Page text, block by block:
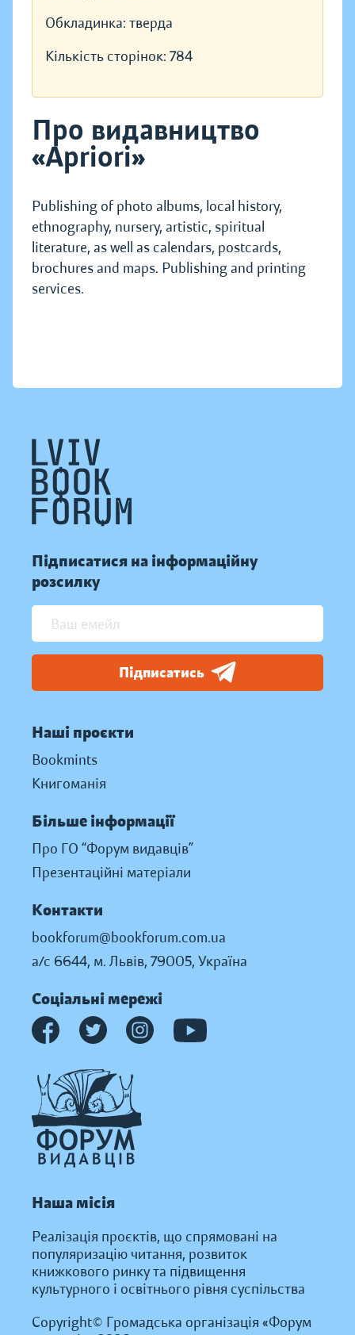
Обкладинка: тверда
Кількість сторінок: 784
Про видавництво
«Apriori»
Publishing of photo albums, local history,
ethnography, nursery, artistic, spiritual
literature, as well as calendars, postcards,
brochures and maps. Publishing and printing
services.
Підписатися на інформаційну
розсилку
Підписатись
Наші проєкти
Bookmints
Книгоманія
Більше інформації
Про ГО “Форум видавців”
Презентаційні матеріали
Контакти
bookforum@bookforum.com.ua
а/с 6644, м. Львів, 79005, Україна
Соціальні мережі
Наша місія
Реалізація проєктів, що спрямовані на
популяризацію читання, розвиток
книжкового ринку та підвищення
культурного і освітнього рівня суспільства
Copyright© Громадська організація «Форум